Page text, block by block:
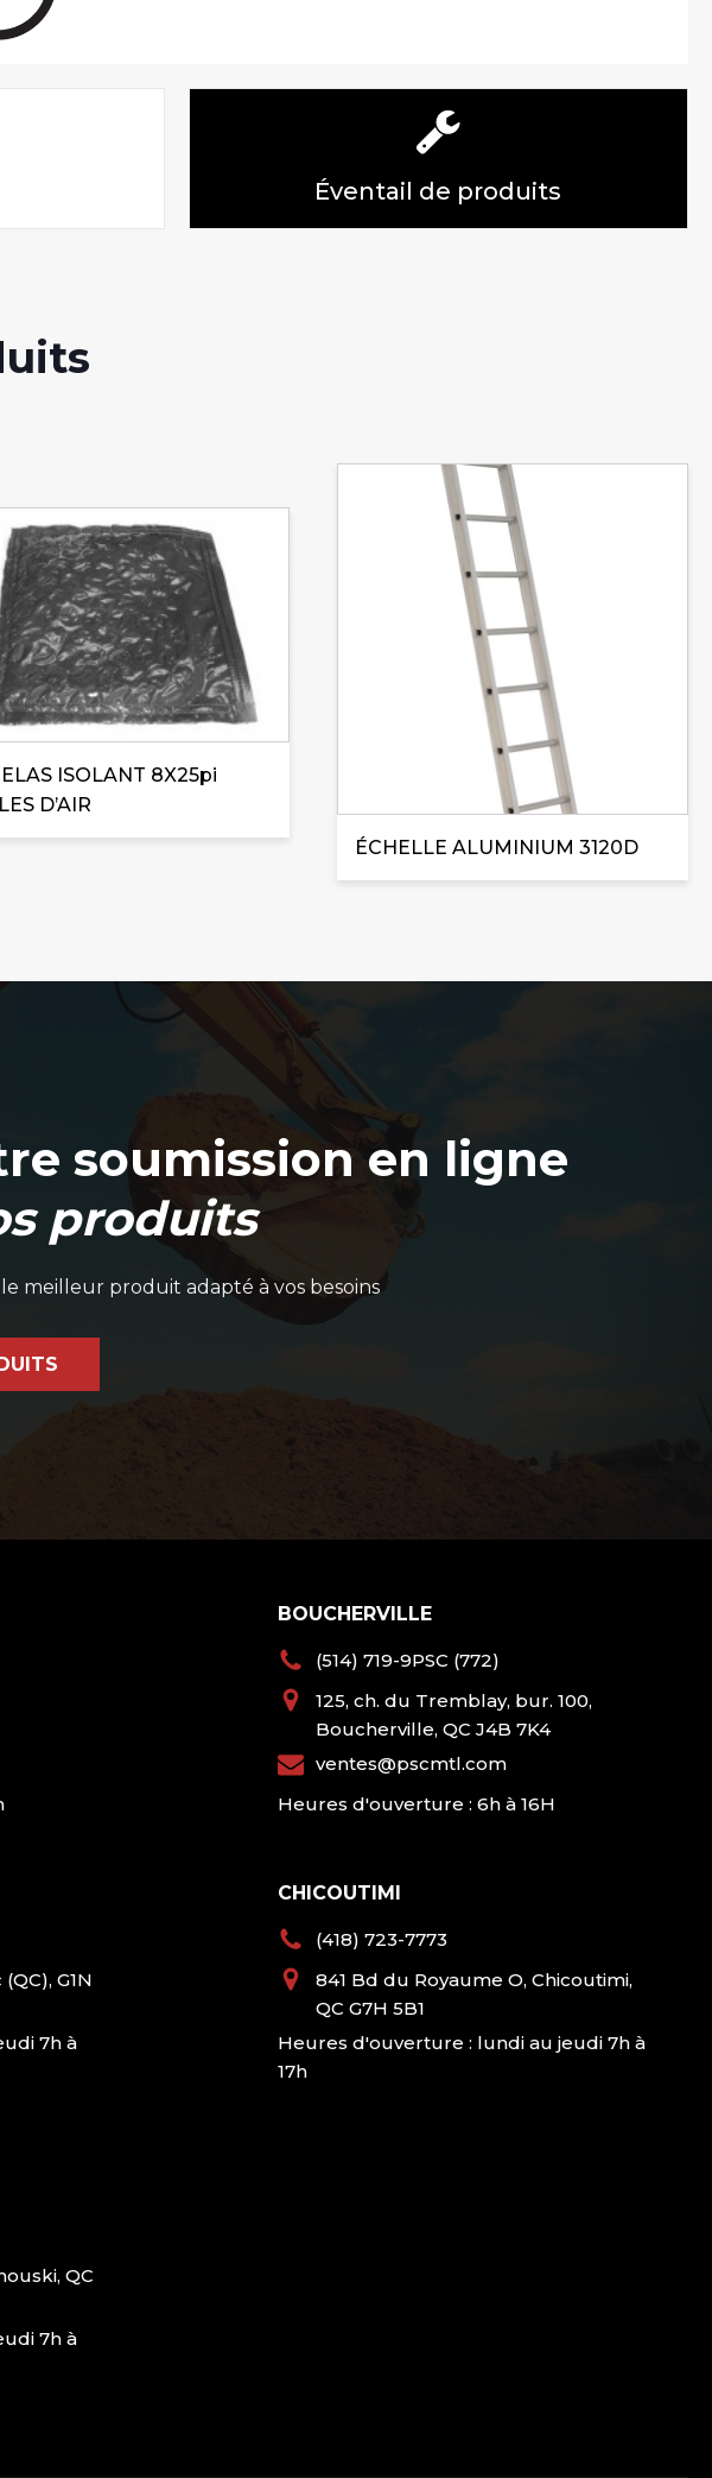
Éventail de produits
ISOLANT 8X25pi
D’AIR
ÉCHELLE ALUMINIUM 3120D
soumission en ligne
produits
meilleur produit adapté à vos besoins
G1N
7h à
QC
7h à
BOUCHERVILLE
(514) 719-9PSC (772)
125, ch. du Tremblay, bur. 100,
Boucherville, QC J4B 7K4
ventes@pscmtl.com
Heures d'ouverture : 6h à 16H
CHICOUTIMI
(418) 723-7773
841 Bd du Royaume O, Chicoutimi,
QC G7H 5B1
Heures d'ouverture : lundi au jeudi 7h à
17h